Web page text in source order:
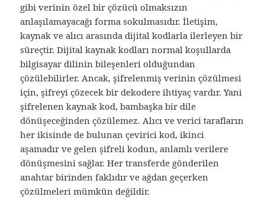
gibi verinin özel bir çözücü olmaksızın
anlaşılamayacağı forma sokulmasıdır. İletişim,
kaynak ve alıcı arasında dijital kodlarla ilerleyen bir
süreçtir. Dijital kaynak kodları normal koşullarda
bilgisayar dilinin bileşenleri olduğundan
çözülebilirler. Ancak, şifrelenmiş verinin çözülmesi
için, şifreyi çözecek bir dekodere ihtiyaç vardır. Yani
şifrelenen kaynak kod, bambaşka bir dile
dönüşeceğinden çözülemez. Alıcı ve verici tarafların
her ikisinde de bulunan çevirici kod, ikinci
aşamadır ve gelen şifreli kodun, anlamlı verilere
dönüşmesini sağlar. Her transferde gönderilen
anahtar birinden faklıdır ve ağdan geçerken
çözülmeleri mümkün değildir.